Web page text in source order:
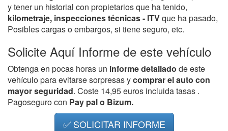
y tener un historial con propietarios que ha tenido,
kilometraje, inspecciones técnicas - ITVque ha pasado,
Posibles cargas o embargos, si tiene seguro, etc.
Solicite Aquí Informe de este vehículo
Obtenga en pocas horas un informe detallado de este
vehículo para evitarse sorpresas ycomprar el auto con
mayor seguridad. Coste 14,95 euros incluida tasas .
Pagoseguro con Pay pal o Bizum.
✅ SOLICITAR INFORME